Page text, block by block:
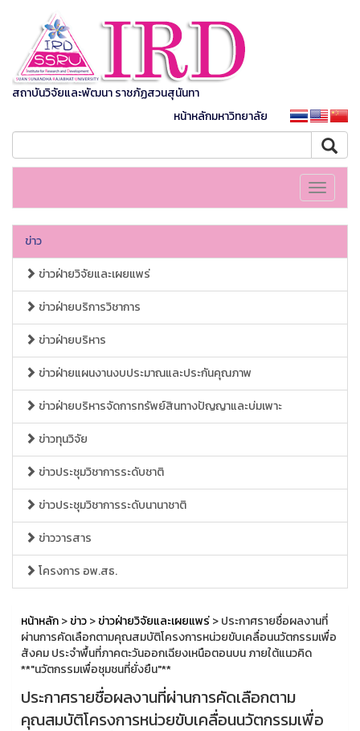
สถาบันวิจัยและพัฒนา ราชภัฏสวนสุนันทา
หน้าหลักมหาวิทยาลัย
Toggle
ข่าว
ข่าวฝ่ายวิจัยและเผยแพร่
ข่าวฝ่ายบริการวิชาการ
ข่าวฝ่ายบริหาร
ข่าวฝ่ายแผนงานงบประมาณและประกันคุณภาพ
ข่าวฝ่ายบริหารจัดการทรัพย์สินทางปัญญาและบ่มเพาะ
ข่าวทุนวิจัย
ข่าวประชุมวิชาการระดับชาติ
ข่าวประชุมวิชาการระดับนานาชาติ
ข่าววารสาร
โครงการ อพ.สธ.
หน้าหลัก>ข่าว>ข่าวฝ่ายวิจัยและเผยแพร่> ประกาศรายชื่อผลงานที่
ผ่านการคัดเลือกตามคุณสมบัติโครงการหน่วยขับเคลื่อนนวัตกรรมเพื่อ
สังคม ประจำพื้นที่ภาคตะวันออกเฉียงเหนือตอนบน ภายใต้แนวคิด
**"นวัตกรรมเพื่อชุมชนที่ยั่งยืน"**
ประกาศรายชื่อผลงานที่ผ่านการคัดเลือกตาม
คุณสมบัติโครงการหน่วยขับเคลื่อนนวัตกรรมเพื่อ